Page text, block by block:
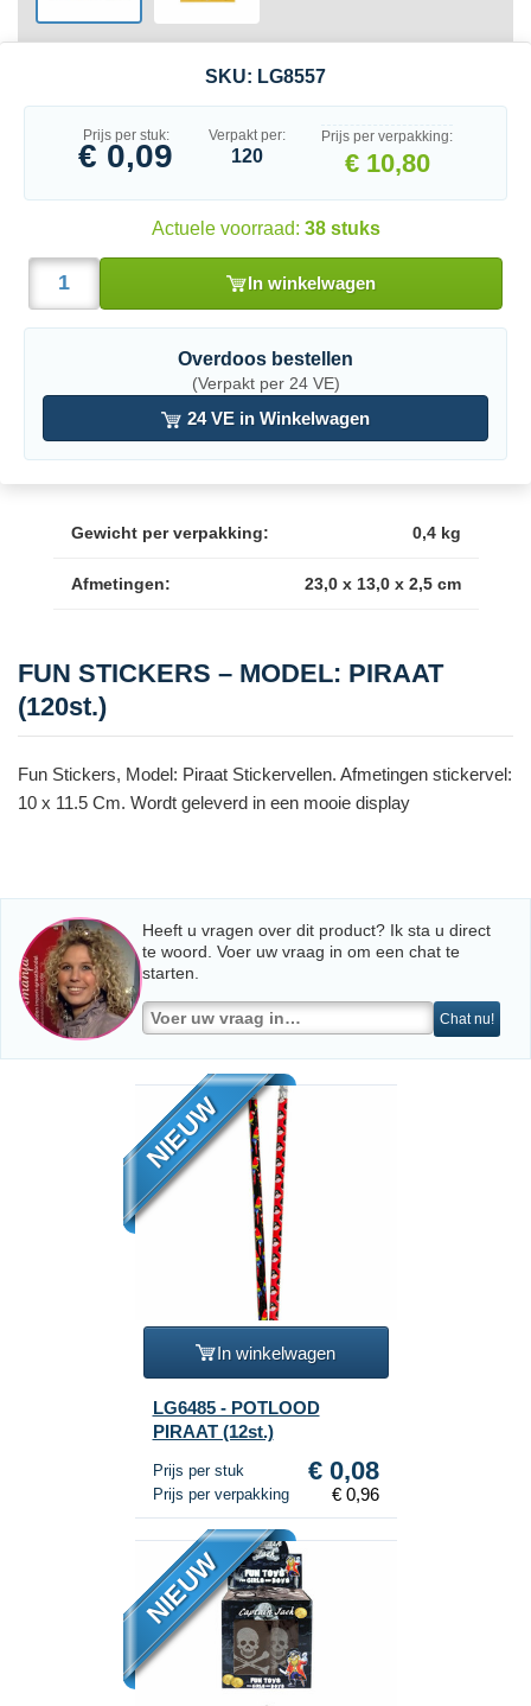
SKU: LG8557
Prijs per stuk:
€ 0,09
Verpakt per:
120
Prijs per verpakking:
€ 10,80
Actuele voorraad: 38 stuks
In winkelwagen
Overdoos bestellen
(Verpakt per 24 VE)
24 VE in Winkelwagen
Gewicht per verpakking: 0,4 kg
Afmetingen: 23,0 x 13,0 x 2,5 cm
FUN STICKERS – MODEL: PIRAAT
(120st.)
Fun Stickers, Model: Piraat Stickervellen. Afmetingen stickervel:
10 x 11.5 Cm. Wordt geleverd in een mooie display
Heeft u vragen over dit product? Ik sta u direct
te woord. Voer uw vraag in om een chat te
starten.
Chat nu!
NIEUW
In winkelwagen
LG6485 - POTLOOD
PIRAAT (12st.)
Prijs per stuk € 0,08
Prijs per verpakking € 0,96
NIEUW